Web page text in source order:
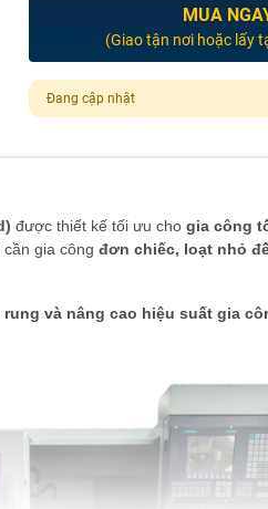
MUA
(Giao tận nơi hoặc lấy
Đang cập nhật
được thiết kế tối ưu cho gia công
gia công đơn chiếc, loạt nhỏ
và nâng cao hiệu suất gia